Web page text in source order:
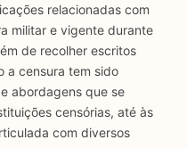
relacionadas com
militar e vigente durante
de recolher escritos
a censura tem sido
abordagens que se
censórias, até às
com diversos